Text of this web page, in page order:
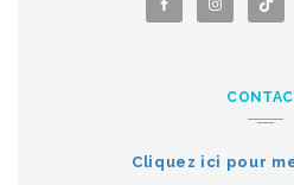
Cliquez ici pour